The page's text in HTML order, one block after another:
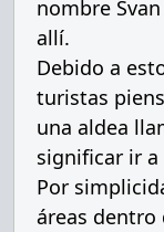
nombre
allí.
Debido a
turistas
una aldea
significar ir a
Por
áreas dentro